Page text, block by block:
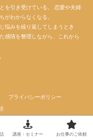
を引き受けている。 恋愛や夫婦
がわからなくなる。
悩みを繰り返してしまうとき
感情を整理しながら、これから
プライバシーポリシー
official website.
講座・セミナー お仕事のご依頼